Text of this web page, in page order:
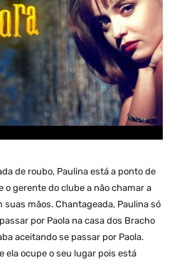
de roubo, Paulina está a ponto de
o gerente do clube a não chamar a
suas mãos. Chantageada, Paulina só
por Paola na casa dos Bracho
aceitando se passar por Paola.
ela ocupe o seu lugar pois está